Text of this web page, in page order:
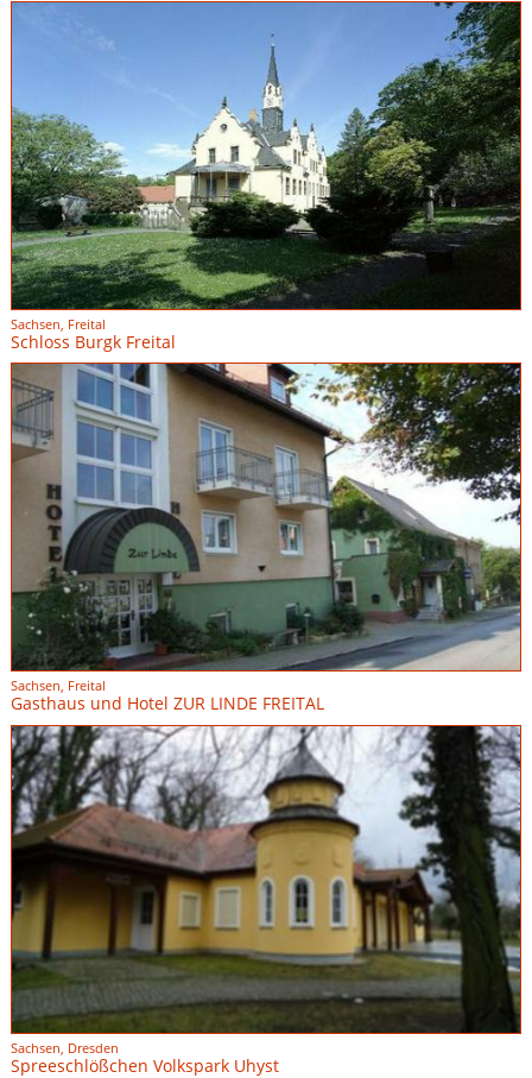
Sachsen, Freital
Schloss Burgk Freital
Sachsen, Freital
Gasthaus und Hotel ZUR LINDE FREITAL
Sachsen, Dresden
Spreeschlößchen Volkspark Uhyst